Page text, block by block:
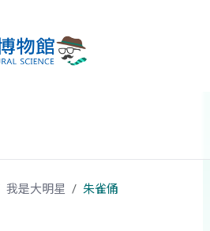
我是大明星 朱雀俑